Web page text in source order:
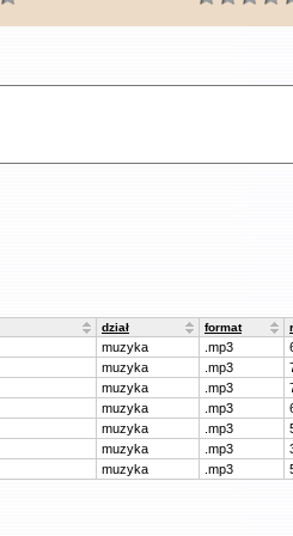
dział format
muzyka .mp3
muzyka .mp3
muzyka .mp3
muzyka .mp3
muzyka .mp3
muzyka .mp3
muzyka .mp3